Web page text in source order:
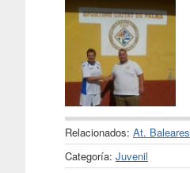
Relacionados: At. Baleares
Categoría: Juvenil